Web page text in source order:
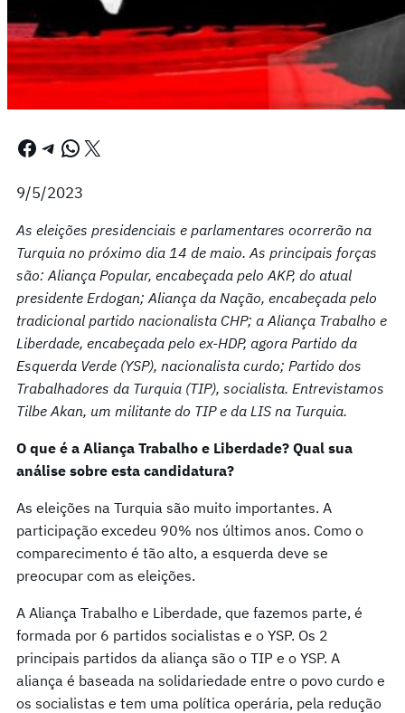
Facebook Telegram WhatsApp X
9/5/2023
As eleições presidenciais e parlamentares ocorrerão na
Turquia no próximo dia 14 de maio. As principais forças
são: Aliança Popular, encabeçada pelo AKP, do atual
presidente Erdogan; Aliança da Nação, encabeçada pelo
tradicional partido nacionalista CHP; a Aliança Trabalho e
Liberdade, encabeçada pelo ex-HDP, agora Partido da
Esquerda Verde (YSP), nacionalista curdo; Partido dos
Trabalhadores da Turquia (TIP), socialista. Entrevistamos
Tilbe Akan, um militante do TIP e da LIS na Turquia.
O que é a Aliança Trabalho e Liberdade? Qual sua
análise sobre esta candidatura?
As eleições na Turquia são muito importantes. A
participação excedeu 90% nos últimos anos. Como o
comparecimento é tão alto, a esquerda deve se
preocupar com as eleições.
A Aliança Trabalho e Liberdade, que fazemos parte, é
formada por 6 partidos socialistas e o YSP. Os 2
principais partidos da aliança são o TIP e o YSP. A
aliança é baseada na solidariedade entre o povo curdo e
os socialistas e tem uma política operária, pela redução